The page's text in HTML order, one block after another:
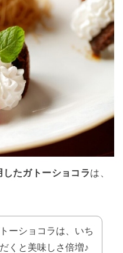
たガトーショコラは、
ーショコラは、いち
くと美味しさ倍増♪